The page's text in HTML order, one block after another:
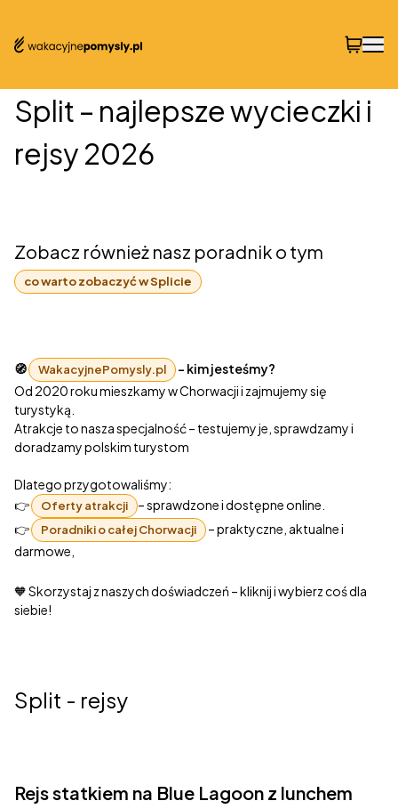
Split – najlepsze wycieczki i
rejsy 2026
Zobacz również nasz poradnik o tym
co warto zobaczyć w Splicie
🧭 WakacyjnePomysly.pl
– kim jesteśmy?
Od 2020 roku mieszkamy w Chorwacji i zajmujemy się
turystyką.
Atrakcje to nasza specjalność – testujemy je, sprawdzamy i
doradzamy polskim turystom
Dlatego przygotowaliśmy:
👉
Oferty atrakcji
– sprawdzone i dostępne online.
👉
Poradniki o całej Chorwacji
– praktyczne, aktualne i
darmowe,
🧡 Skorzystaj z naszych doświadczeń – kliknij i wybierz coś dla
siebie!
Split - rejsy
Rejs statkiem na Blue Lagoon z lunchem